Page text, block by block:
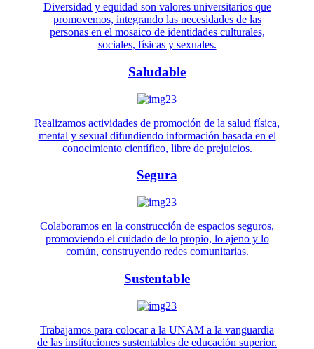
Diversidad y equidad son valores universitarios que
promovemos, integrando las necesidades de las
personas en el mosaico de identidades culturales,
sociales, físicas y sexuales.
Saludable
Realizamos actividades de promoción de la salud física,
mental y sexual difundiendo información basada en el
conocimiento científico, libre de prejuicios.
Segura
Colaboramos en la construcción de espacios seguros,
promoviendo el cuidado de lo propio, lo ajeno y lo
común, construyendo redes comunitarias.
Sustentable
Trabajamos para colocar a la UNAM a la vanguardia
de las instituciones sustentables de educación superior.